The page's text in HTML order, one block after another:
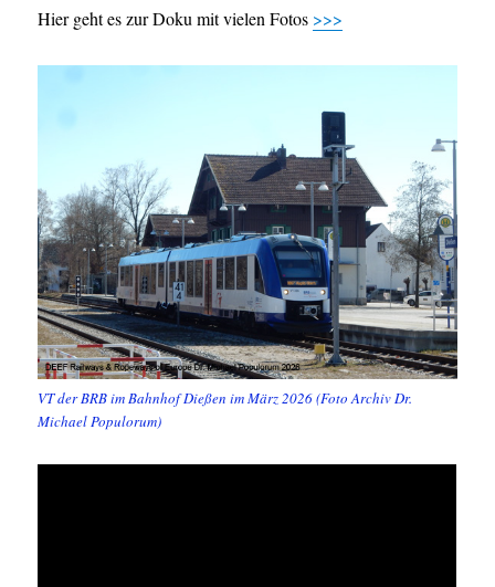
Hier geht es zur Doku mit vielen Fotos >>>
VT der BRB im Bahnhof Dießen im März 2026 (Foto Archiv Dr.
Michael Populorum)